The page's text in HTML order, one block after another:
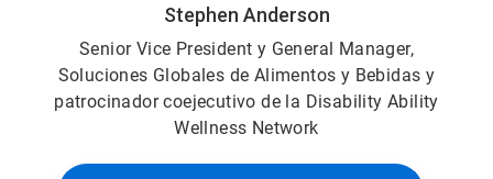
Stephen Anderson
Senior Vice President y General Manager,
Soluciones Globales de Alimentos y Bebidas y
patrocinador coejecutivo de la Disability Ability
Wellness Network